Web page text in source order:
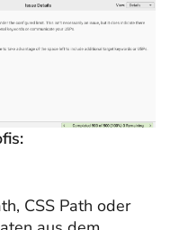
CSS Path oder